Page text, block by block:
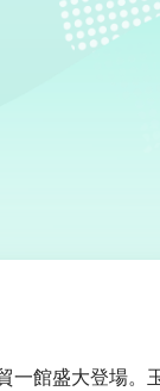
一館盛大登場。